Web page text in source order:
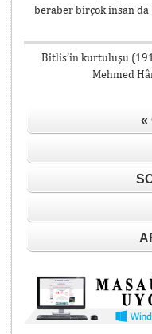
beraber birçok insan da
Bitlis’in kurtuluşu
Mehmed
«